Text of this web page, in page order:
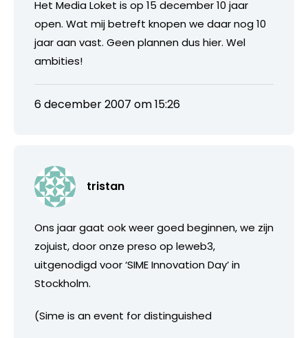
Het Media Loket is op 15 december 10 jaar
open. Wat mij betreft knopen we daar nog 10
jaar aan vast. Geen plannen dus hier. Wel
ambities!
6 december 2007 om 15:26
tristan
Ons jaar gaat ook weer goed beginnen, we zijn
zojuist, door onze preso op leweb3,
uitgenodigd voor ‘SIME Innovation Day’ in
Stockholm.
(Sime is an event for distinguished